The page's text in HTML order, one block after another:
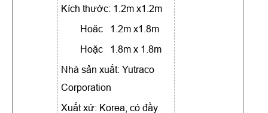
Kích thước: 1.2m x1.2m
Hoăc 1.2m x1.8m
Hoặc 1.8m x 1.8m
Nhà sản xuất: Yutraco
Corporation
Xuất xứ: Korea, có đầy